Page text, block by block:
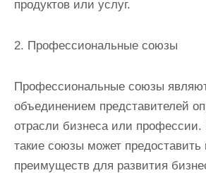
продуктов или услуг.
2. Профессиональные союзы
Профессиональные союзы
объединением представителей
отрасли бизнеса или профессии.
такие союзы может предоставить
преимуществ для развития